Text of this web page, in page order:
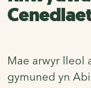
Mae arwyr lleol
gymuned yn